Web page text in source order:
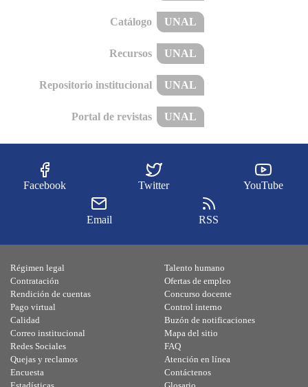
Catálogo UNAL
Recursos UNAL
Repositorio institucional UNAL
Portal de revistas UNAL
Facebook Twitter YouTube
Email RSS
Régimen legal
Contratación
Rendición de cuentas
Pago virtual
Calidad
Talento humano
Ofertas de empleo
Concurso docente
Control interno
Buzón de notificaciones
Correo institucional
Redes Sociales
Quejas y reclamos
Encuesta
Mapa del sitio
FAQ
Atención en línea
Contáctenos